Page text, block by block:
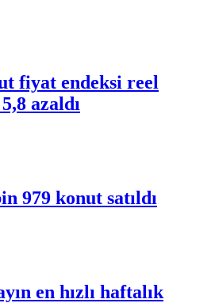
fiyat endeksi reel
azaldı
979 konut satıldı
en hızlı haftalık